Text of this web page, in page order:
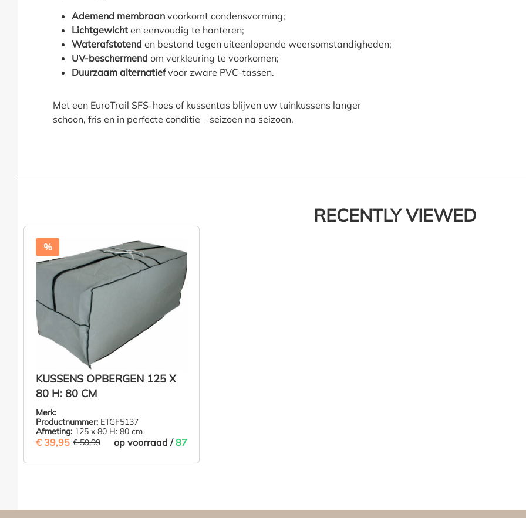
Ademend membraan voorkomt condensvorming;
Lichtgewicht en eenvoudig te hanteren;
Waterafstotend en bestand tegen uiteenlopende weersomstandigheden;
UV-beschermend om verkleuring te voorkomen;
Duurzaam alternatiefvoor zware PVC-tassen.
Met een EuroTrail SFS-hoes of kussentas blijven uw tuinkussens langer
schoon, fris en in perfecte conditie – seizoen na seizoen.
RECENTLY VIEWED
%
KUSSENS OPBERGEN 125 X
80 H: 80 CM
Merk:
Productnummer: ETGF5137
Afmeting: 125 x 80 H: 80 cm
€ 39,95 € 59,99(33.41% BESPAARD)
op voorraad /87